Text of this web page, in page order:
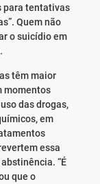
para tentativas
Quem não
o suicídio em
têm maior
momentos
das drogas,
em
essa
“É
que o